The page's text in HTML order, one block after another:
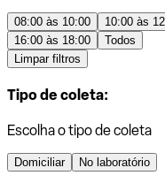
08:00 às 10:00 10:00 às
16:00 às 18:00
Todos
Limpar filtros
Tipo de coleta:
Escolha o tipo de coleta
Domiciliar No laboratório